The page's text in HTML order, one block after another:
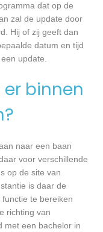
dat op de
zal de update door
Hij of zij geeft dan
datum en tijd
update.
binnen
naar een baan
voor verschillende
op de site van
is daar de
te bereiken
richting van
met een bachelor in